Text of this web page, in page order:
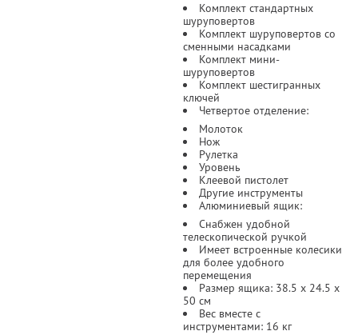
Комплект стандартных
шуруповертов
Комплект шуруповертов со
сменными насадками
Комплект мини-
шуруповертов
Комплект шестигранных
ключей
Четвертое отделение:
Молоток
Нож
Рулетка
Уровень
Клеевой пистолет
Другие инструменты
Алюминиевый ящик:
Снабжен удобной
телескопической ручкой
Имеет встроенные колесики
для более удобного
перемещения
Размер ящика: 38.5 x 24.5 x
50 см
Вес вместе с
инструментами: 16 кг